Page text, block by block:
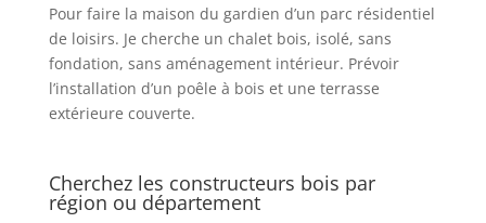
Pour faire la maison du gardien d’un parc résidentiel
de loisirs. Je cherche un chalet bois, isolé, sans
fondation, sans aménagement intérieur. Prévoir
l’installation d’un poêle à bois et une terrasse
extérieure couverte.
Cherchez les constructeurs bois par
région ou département